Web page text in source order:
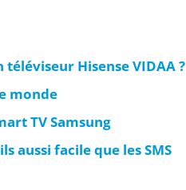
Hisense VIDAA ?
monde
TV Samsung
aussi facile que les SMS